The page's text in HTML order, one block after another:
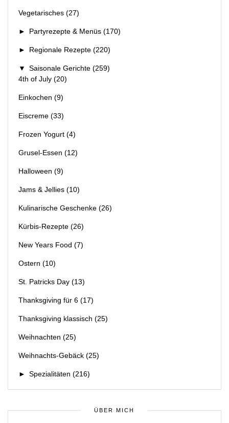
Vegetarisches (27)
► Partyrezepte & Menüs (170)
► Regionale Rezepte (220)
▼ Saisonale Gerichte (259)
4th of July (20)
Einkochen (9)
Eiscreme (33)
Frozen Yogurt (4)
Grusel-Essen (12)
Halloween (9)
Jams & Jellies (10)
Kulinarische Geschenke (26)
Kürbis-Rezepte (26)
New Years Food (7)
Ostern (10)
St. Patricks Day (13)
Thanksgiving für 6 (17)
Thanksgiving klassisch (25)
Weihnachten (25)
Weihnachts-Gebäck (25)
► Spezialitäten (216)
ÜBER MICH